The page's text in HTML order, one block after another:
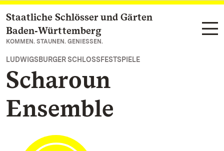
Zum Hauptinhalt springen
Staatliche Schlösser und Gärten
Baden‑Württemberg
KOMMEN. STAUNEN. GENIESSEN.
LUDWIGSBURGER SCHLOSSFESTSPIELE
Scharoun
Ensemble